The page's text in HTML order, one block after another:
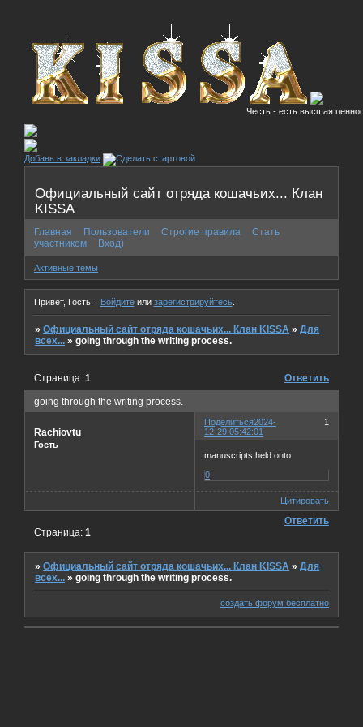
Честь - есть высшая
Добавь в закладки
Официальный сайт отряда кошачьих... Клан
KISSA
Главная Пользователи Строгие правила
Стать
участником
Вход)
Активные темы
Привет, Гость! Войдитеили зарегистрируйтесь.
»Официальный сайт отряда кошачьих... Клан KISSA »Для
всех... »going through the writing process.
going through the writing process.
Страница:1 Ответить
Поделиться 1
2024-
12-29 05:42:01
Rachiovtu
Гость
manuscripts held onto
0
Цитировать
Ответить
Страница:1
»Официальный сайт отряда кошачьих... Клан KISSA »Для
всех... »going through the writing process.
создать форум бесплатно